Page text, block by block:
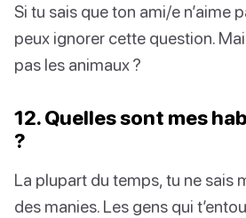
Si tu sais que ton ami/e n’aime
peux ignorer cette question.
pas les animaux ?
12. Quelles sont mes
?
La plupart du temps, tu ne sais
des manies. Les gens qui